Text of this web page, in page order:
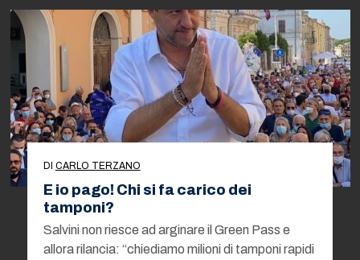
DI CARLO TERZANO
E io pago! Chi si fa carico dei
tamponi?
Salvini non riesce ad arginare il Green Pass e
allora rilancia: “chiediamo milioni di tamponi rapidi